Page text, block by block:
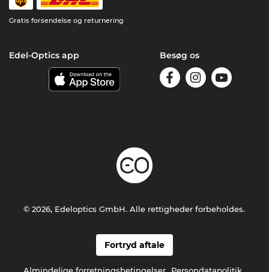
Gratis forsendelse og returnering
Edel-Optics app Besøg os
Fortryd aftale
Almindelige forretningsbetingelser Persondatapolitik
© 2026, Edeloptics GmbH. Alle rettigheder forbeholdes.